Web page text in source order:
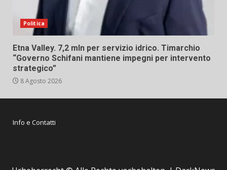
Politica
Etna Valley. 7,2 mln per servizio idrico. Timarchio
“Governo Schifani mantiene impegni per intervento
strategico”
8 Agosto 2026
Info e Contatti